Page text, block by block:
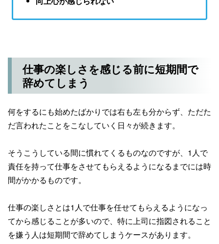
仕事の楽しさを感じる前に短期間で
辞めてしまう
何をするにも始めたばかりでは右も左も分からず、ただた
だ言われたことをこなしていく日々が続きます。
そうこうしている間に慣れてくるものなのですが、1人で
責任を持って仕事をさせてもらえるようになるまでには時
間がかかるものです。
仕事の楽しさとは1人で仕事を任せてもらえるようになっ
てから感じることが多いので、特に上司に指図されること
を嫌う人は短期間で辞めてしまうケースがあります。